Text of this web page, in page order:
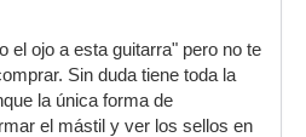
el ojo a esta guitarra" pero no te
Sin duda tiene toda la
la única forma de
el mástil y ver los sellos en